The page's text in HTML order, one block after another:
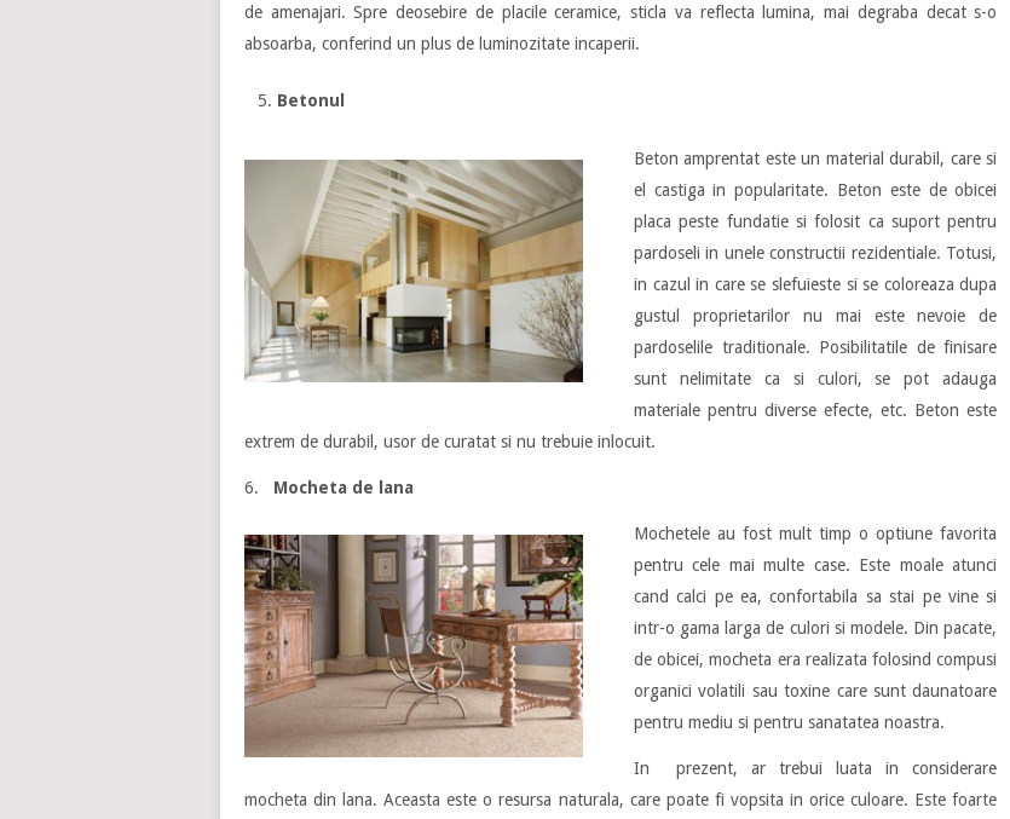
de amenajari. Spre deosebire de placile ceramice, sticla va reflecta lumina, mai degraba decat s-o
absoarba, conferind un plus de luminozitate incaperii.
Betonul
Beton amprentat este un material durabil, care si
el castiga in popularitate. Beton este de obicei
placa peste fundatie si folosit ca suport pentru
pardoseli in unele constructii rezidentiale. Totusi,
in cazul in care se slefuieste si se coloreaza dupa
gustul proprietarilor nu mai este nevoie de
pardoselile traditionale. Posibilitatile de finisare
sunt nelimitate ca si culori, se pot adauga
materiale pentru diverse efecte, etc. Beton este
extrem de durabil, usor de curatat si nu trebuie inlocuit.
6. Mocheta de lana
Mochetele au fost mult timp o optiune favorita
pentru cele mai multe case. Este moale atunci
cand calci pe ea, confortabila sa stai pe vine si
intr-o gama larga de culori si modele. Din pacate,
de obicei, mocheta era realizata folosind compusi
organici volatili sau toxine care sunt daunatoare
pentru mediu si pentru sanatatea noastra.
In prezent, ar trebui luata in considerare
mocheta din lana. Aceasta este o resursa naturala, care poate fi vopsita in orice culoare. Este foarte